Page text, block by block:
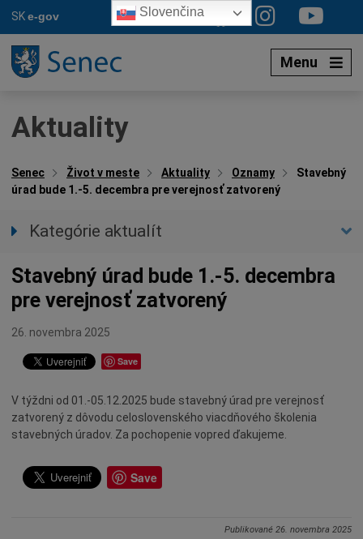
SKe-gov
Menu
Aktuality
Senec Život v meste Aktuality Oznamy
Stavebný
úrad bude 1.-5. decembra pre verejnosť zatvorený
Kategórie aktualít
Spravodajstvo
Parkovacia politika
Kultúra
Ocenenia
Údržba
Doprava
Mestský úrad
Stavebný úrad bude 1.-5. decembra
pre verejnosť zatvorený
26. novembra 2025
Save
V týždni od 01.-05.12.2025 bude stavebný úrad pre verejnosť
zatvorený z dôvodu celoslovenského viacdňového školenia
stavebných úradov. Za pochopenie vopred ďakujeme.
Save
Publikované 26. novembra 2025
Slovenčina